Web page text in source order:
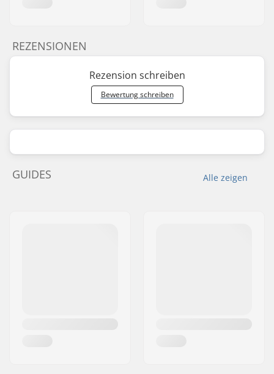
REZENSIONEN
Rezension schreiben
Bewertung schreiben
Alle zeigen
GUIDES